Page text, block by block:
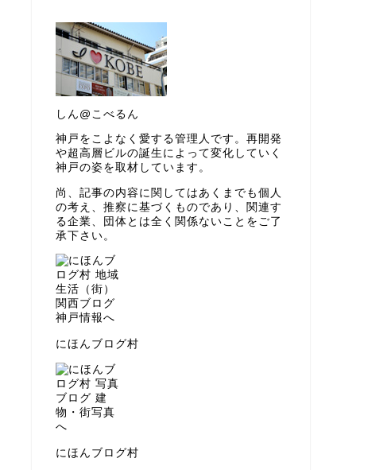
しん@こべるん
神戸をこよなく愛する管理人です。再開発
や超高層ビルの誕生によって変化していく
神戸の姿を取材しています。
尚、記事の内容に関してはあくまでも個人
の考え、推察に基づくものであり、関連す
る企業、団体とは全く関係ないことをご了
承下さい。
にほんブログ村
にほんブログ村